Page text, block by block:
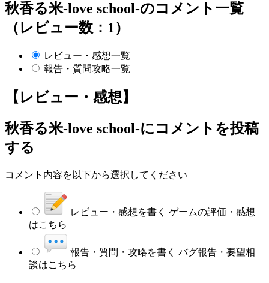
秋香る米-love school-のコメント一覧
（レビュー数：1）
レビュー・感想一覧
報告・質問攻略一覧
【レビュー・感想】
秋香る米-love school-にコメントを投稿
する
コメント内容を以下から選択してください
レビュー・感想を書く ゲームの評価・感想
はこちら
報告・質問・攻略を書く バグ報告・要望相
談はこちら